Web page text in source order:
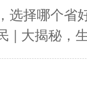
选择哪个省
| 大揭秘，